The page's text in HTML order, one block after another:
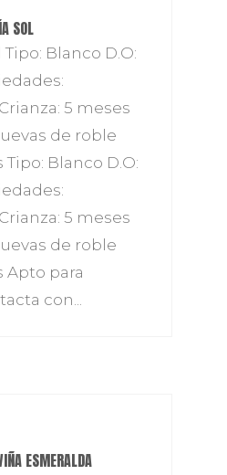
SOL
Blanco D.O:
5 meses
de roble
Blanco D.O:
5 meses
de roble
Apto para
con...
ESMERALDA